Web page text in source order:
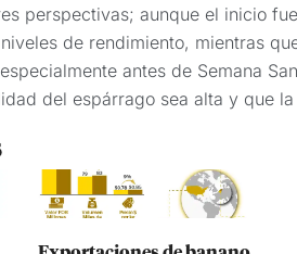
perspectivas; aunque el inicio
de rendimiento, mientras
antes de Semana
del espárrago sea alta y que